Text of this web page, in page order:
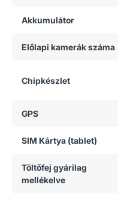
Akkumulátor
Előlapi kamerák száma
Chipkészlet
GPS
SIM Kártya (tablet)
Töltőfej gyárilag
mellékelve